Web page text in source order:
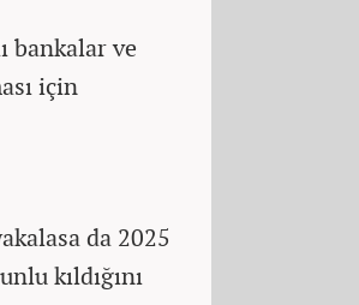
bankalar ve
için
da 2025
kıldığını